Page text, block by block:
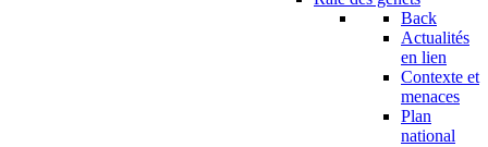
Back
Actualités
en lien
Contexte et
menaces
Plan
national